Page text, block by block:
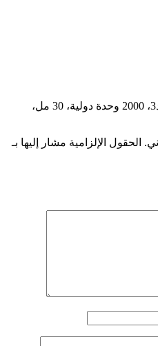
كن أول من يقيم “سائل فيتامين د3، 2000 وحدة دولية، 30 مل،
الحقول الإلزامية مشار إليها بـ